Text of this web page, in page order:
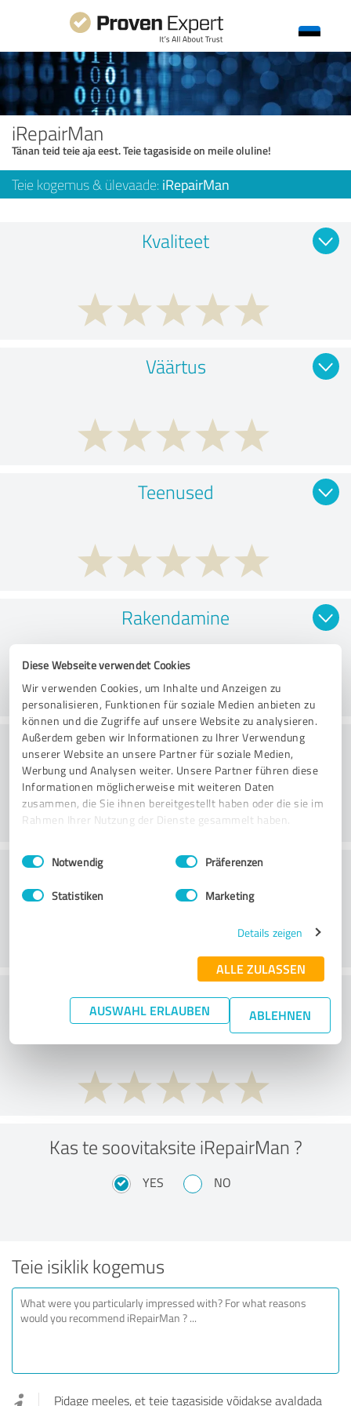
Diese Webseite verwendet Cookies
Wir verwenden Cookies, um Inhalte und Anzeigen zu
personalisieren, Funktionen für soziale Medien anbieten zu
können und die Zugriffe auf unsere Website zu analysieren.
Außerdem geben wir Informationen zu Ihrer Verwendung
unserer Website an unsere Partner für soziale Medien,
Werbung und Analysen weiter. Unsere Partner führen diese
Informationen möglicherweise mit weiteren Daten
zusammen, die Sie ihnen bereitgestellt haben oder die sie im
Rahmen Ihrer Nutzung der Dienste gesammelt haben.
Impressum Datenschutzbestimmungen
Einwilligungsauswahl
Notwendig Präferenzen
Statistiken Marketing
Details zeigen
ALLE ZULASSEN
AUSWAHL ERLAUBEN ABLEHNEN
iRepairMan
Tänan teid teie aja eest. Teie tagasiside on meile oluline!
Teie kogemus & ülevaade: iRepairMan
Kvaliteet
Väärtus
Teenused
Rakendamine
Konsultatsioon
Klienditeenindus
What do you think of the price to
performance ratio?
Kas te soovitaksite iRepairMan ?
YES NO
Teie isiklik kogemus
Pidage meeles, et teie tagasiside võidakse avaldada